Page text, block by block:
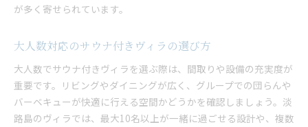
が多く寄せられています。
大人数対応のサウナ付きヴィラの選び方
大人数でサウナ付きヴィラを選ぶ際は、間取りや設備の充実度が
重要です。リビングやダイニングが広く、グループでの団らんや
バーベキューが快適に行える空間かどうかを確認しましょう。淡
路島のヴィラでは、最大10名以上が一緒に過ごせる設計や、複数